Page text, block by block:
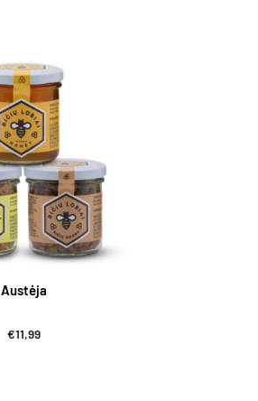
Austėja
€11,99